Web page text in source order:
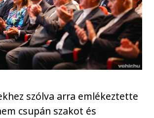
szólva arra emlékeztette
csupán szakot és